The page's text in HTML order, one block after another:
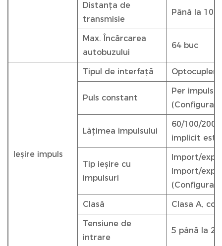
Distanța de
transmisie
Până la
Max. Încărcarea
autobuzului
64 buc
Ieșire impuls
Tipul de interfață Optocupler
Puls constant
Per impuls
Lățimea impulsului
60/100/200
implicit
Tip ieșire cu
impulsuri
Import/
Import/
Clasă Clasa A,
Tensiune de
intrare
5 până la 27